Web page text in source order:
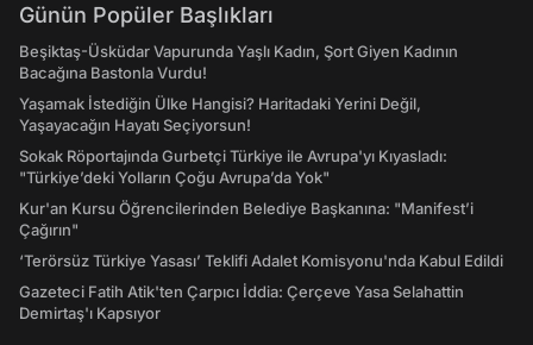
Günün Popüler Başlıkları
Beşiktaş-Üsküdar Vapurunda Yaşlı Kadın, Şort Giyen Kadının
Bacağına Bastonla Vurdu!
Yaşamak İstediğin Ülke Hangisi? Haritadaki Yerini Değil,
Yaşayacağın Hayatı Seçiyorsun!
Sokak Röportajında Gurbetçi Türkiye ile Avrupa'yı Kıyasladı:
"Türkiye’deki Yolların Çoğu Avrupa’da Yok"
Kur'an Kursu Öğrencilerinden Belediye Başkanına: "Manifest’i
Çağırın"
‘Terörsüz Türkiye Yasası’ Teklifi Adalet Komisyonu'nda Kabul Edildi
Gazeteci Fatih Atik'ten Çarpıcı İddia: Çerçeve Yasa Selahattin
Demirtaş'ı Kapsıyor